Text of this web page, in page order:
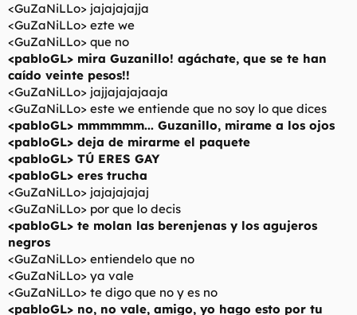
<GuZaNiLLo> jajajajajja
<GuZaNiLLo> ezte we
<GuZaNiLLo> que no
<pabloGL> mira Guzanillo! agáchate, que se te han
caído veinte pesos!!
<GuZaNiLLo> jajjajajajaaja
<GuZaNiLLo> este we entiende que no soy lo que dices
<pabloGL> mmmmmm... Guzanillo, mirame a los ojos
<pabloGL> deja de mirarme el paquete
<pabloGL> TÚ ERES GAY
<pabloGL> eres trucha
<GuZaNiLLo> jajajajajaj
<GuZaNiLLo> por que lo decis
<pabloGL> te molan las berenjenas y los agujeros
negros
<GuZaNiLLo> entiendelo que no
<GuZaNiLLo> ya vale
<GuZaNiLLo> te digo que no y es no
<pabloGL> no, no vale, amigo, yo hago esto por tu